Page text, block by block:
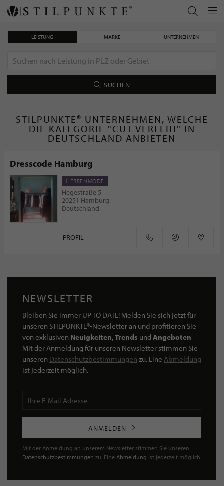
LEISTUNG MARKE UNTERNEHMEN
SUCHEN
STILPUNKTE® UNTERNEHMEN, WELCHE
DIE KATEGORIE "CUT VERLEIH" IN
DEUTSCHLAND ANBIETEN
Dresscode Hamburg
HERRENMODE
Hegestraße 5
20251 Hamburg
Deutschland
PROFIL
NEWSLETTER
Bleiben Sie immer UP TO DATE! Melden Sie sich jetzt für
unseren STILPUNKTE®-Newsletter an und profitieren Sie
von exklusiven Neuigkeiten, Trends undAngeboten
Mit der Anmeldung für unseren Newsletter stimmen Sie
unseren Datenschutzbestimmungen zu. Eine Abmeldung
ist jederzeit möglich.
ANMELDEN
Mit der Anmeldung an unserem Newsletter stimmen Sie unseren
Datenschutzbestimmungen zu. Eine Abmeldung ist jederzeit möglich.